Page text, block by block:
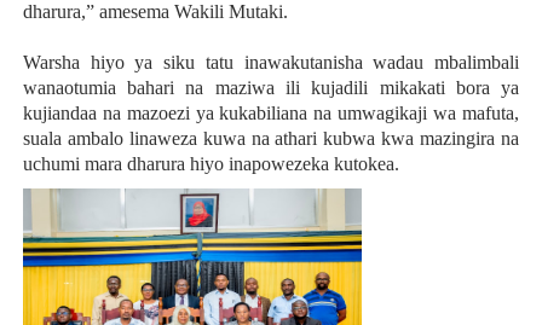
dharura,” amesema Wakili Mutaki.
Warsha hiyo ya siku tatu inawakutanisha wadau mbalimbali
wanaotumia bahari na maziwa ili kujadili mikakati bora ya
kujiandaa na mazoezi ya kukabiliana na umwagikaji wa mafuta,
suala ambalo linaweza kuwa na athari kubwa kwa mazingira na
uchumi mara dharura hiyo inapowezeka kutokea.